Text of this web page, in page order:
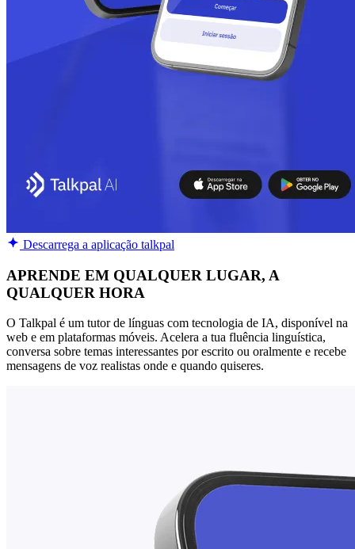
Descarrega a aplicação talkpal
APRENDE EM QUALQUER LUGAR, A
QUALQUER HORA
O Talkpal é um tutor de línguas com tecnologia de IA, disponível na
web e em plataformas móveis. Acelera a tua fluência linguística,
conversa sobre temas interessantes por escrito ou oralmente e recebe
mensagens de voz realistas onde e quando quiseres.